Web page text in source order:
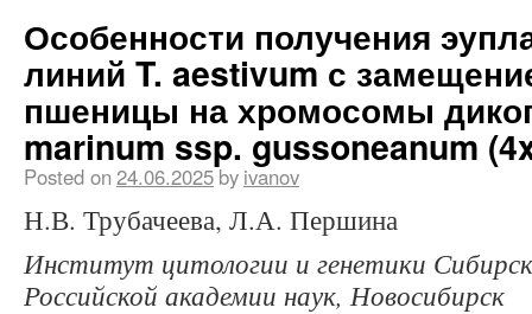
Особенности получения
линий T. aestivum с
пшеницы на хромосомы
marinum ssp. gussoneanum
Posted on 24.06.2025by ivanov
Н.В. Трубачеева, Л.А. Першина
Институт цитологии и генетики
Российской академии наук, Новосибирск